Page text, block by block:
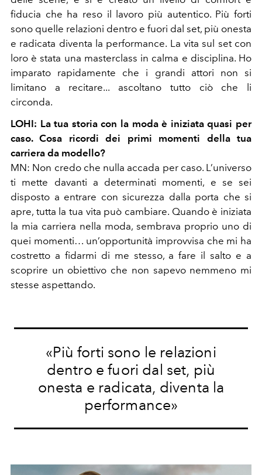
fiducia che ha reso il lavoro più autentico. Più forti
sono quelle relazioni dentro e fuori dal set, più onesta
e radicata diventa la performance. La vita sul set con
loro è stata una masterclass in calma e disciplina. Ho
imparato rapidamente che i grandi attori non si
limitano a recitare... ascoltano tutto ciò che li
circonda.
LOHI: La tua storia con la moda è iniziata quasi per
caso. Cosa ricordi dei primi momenti della tua
carriera da modello?
MN: Non credo che nulla accada per caso. L’universo
ti mette davanti a determinati momenti, e se sei
disposto a entrare con sicurezza dalla porta che si
apre, tutta la tua vita può cambiare. Quando è iniziata
la mia carriera nella moda, sembrava proprio uno di
quei momenti… un’opportunità improvvisa che mi ha
costretto a fidarmi di me stesso, a fare il salto e a
scoprire un obiettivo che non sapevo nemmeno mi
stesse aspettando.
«Più forti sono le relazioni
dentro e fuori dal set, più
onesta e radicata, diventa la
performance»